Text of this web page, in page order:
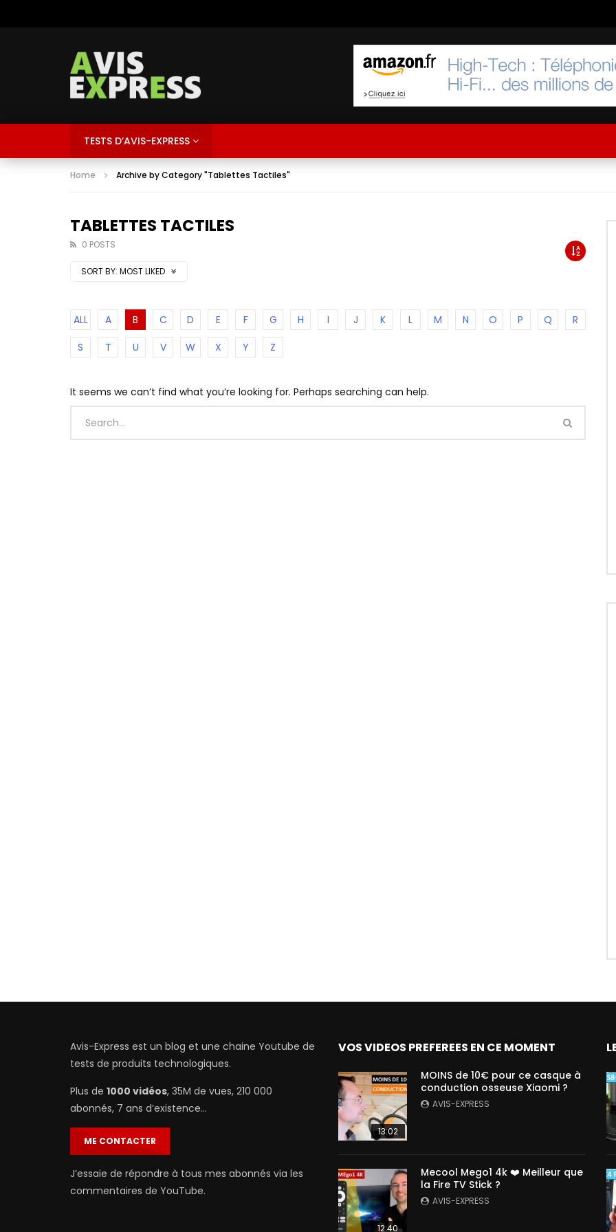
TESTS D’AVIS-EXPRESS
Home Archive by Category "Tablettes Tactiles"
TABLETTES TACTILES
0 POSTS
SORT BY: MOST LIKED
ALL A B C D E F G H I J K L M N O P Q
R
S
T U V W X Y Z
It seems we can’t find what you’re looking for. Perhaps searching can help.
Avis-Express est un blog et une chaine Youtube de
tests de produits technologiques.
Plus de 1000 vidéos, 35M de vues, 210 000
abonnés, 7 ans d’existence…
ME CONTACTER
J’essaie de répondre à tous mes abonnés via les
commentaires de YouTube.
VOS VIDEOS PREFEREES EN CE MOMENT
13:02
MOINS de 10€ pour ce casque à
conduction osseuse Xiaomi ?
AVIS-EXPRESS
12:40
Mecool Mego1 4k ❤️ Meilleur que
la Fire TV Stick ?
AVIS-EXPRESS